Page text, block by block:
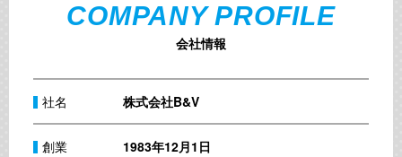
COMPANY PROFILE
会社情報
社名 株式会社B&V
創業 1983年12月1日